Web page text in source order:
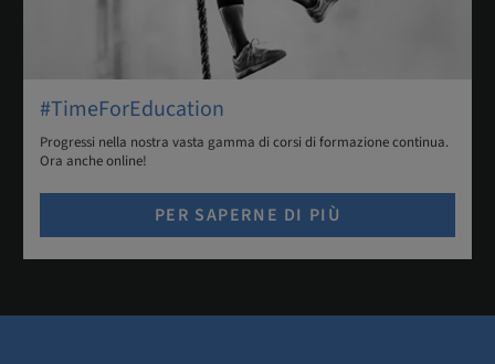
#TimeForEducation
Progressi nella nostra vasta gamma di corsi di formazione continua.
Ora anche online!
PER SAPERNE DI PIÙ